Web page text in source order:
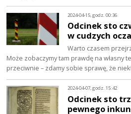
2024-04-15, godz. 00:36
Odcinek sto
w cudzych
Warto czasem
Może zobaczymy tam prawdę na własny
przeciwnie – zdamy sobie sprawę, że
2024-04-07, godz. 15:42
Odcinek sto
pewnego